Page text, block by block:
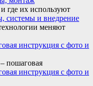
где их используют
системы и внедрение
меняют
инструкция с фото и
пошаговая
инструкция с фото и